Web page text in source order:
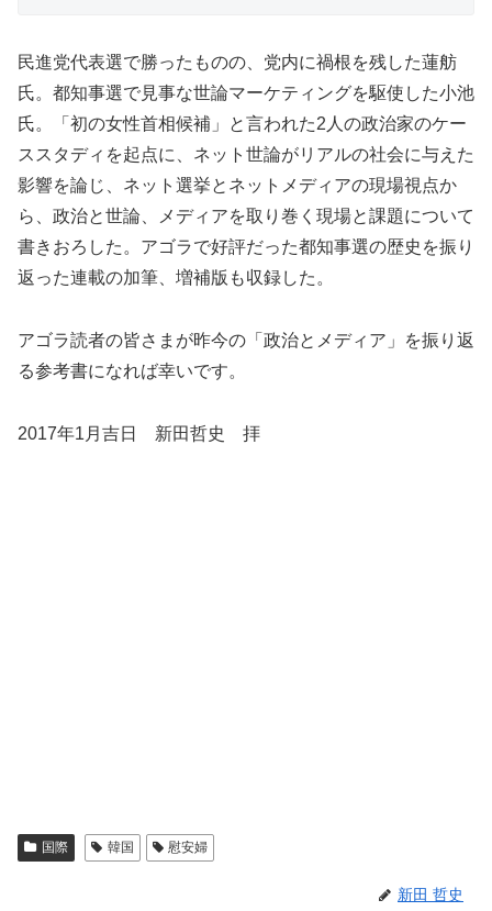
民進党代表選で勝ったものの、党内に禍根を残した蓮舫
氏。都知事選で見事な世論マーケティングを駆使した小池
氏。「初の女性首相候補」と言われた2人の政治家のケー
ススタディを起点に、ネット世論がリアルの社会に与えた
影響を論じ、ネット選挙とネットメディアの現場視点か
ら、政治と世論、メディアを取り巻く現場と課題について
書きおろした。アゴラで好評だった都知事選の歴史を振り
返った連載の加筆、増補版も収録した。
アゴラ読者の皆さまが昨今の「政治とメディア」を振り返
る参考書になれば幸いです。
2017年1月吉日 新田哲史 拝
国際 韓国 慰安婦
新田 哲史